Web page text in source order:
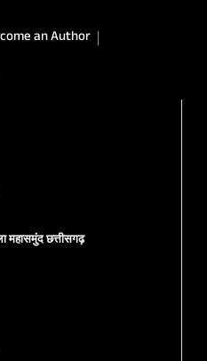
an Author
महासमुंद छत्तीसगढ़